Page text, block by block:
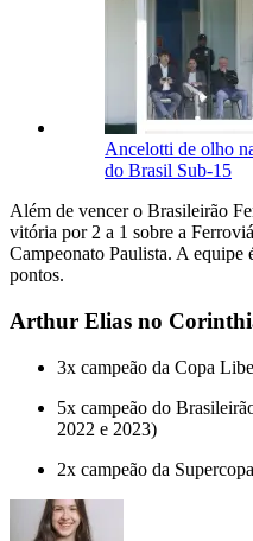
Ancelotti de olho
do Brasil Sub-15
Além de vencer o Brasileirão
vitória por 2 a 1 sobre a
Campeonato Paulista. A
pontos.
Arthur Elias no
3x campeão da Copa
5x campeão do
2022 e 2023)
2x campeão da